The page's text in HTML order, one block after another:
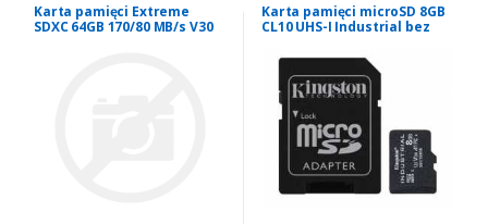
Karta pamięci Extreme
SDXC 64GB 170/80 MB/s V30
Karta pamięci microSD 8GB
CL10 UHS-I Industrial bez